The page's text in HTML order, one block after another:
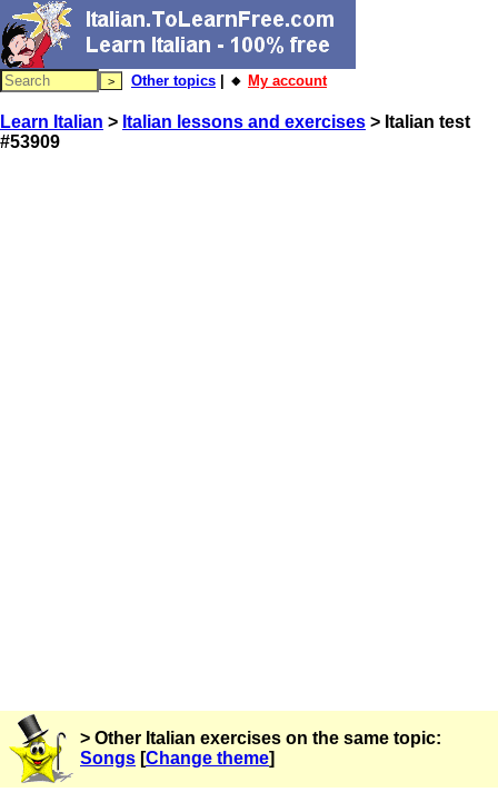
Other topics | 🔸 My account
Learn Italian > Italian lessons and exercises > Italian test
#53909
> Other Italian exercises on the same topic:
Songs [Change theme]